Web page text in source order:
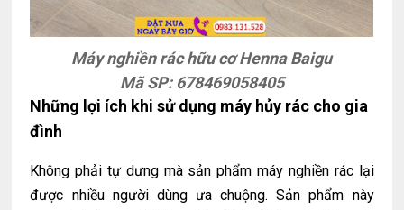
Máy nghiền rác hữu cơ Henna Baigu
Mã SP: 678469058405
Những lợi ích khi sử dụng máy hủy rác cho gia
đình
Không phải tự dưng mà sản phẩm máy nghiền rác lại
được nhiều người dùng ưa chuộng. Sản phẩm này